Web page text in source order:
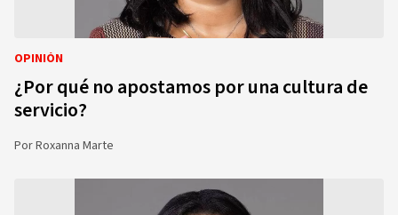
OPINIÓN
¿Por qué no apostamos por una cultura de
servicio?
PorRoxanna Marte